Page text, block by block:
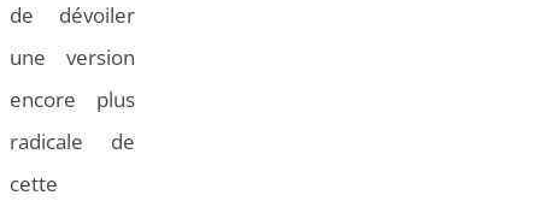
de dévoiler
une version
encore plus
radicale de
cette